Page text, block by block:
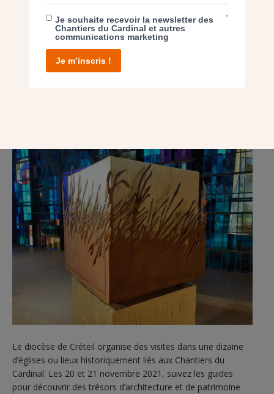
les murs et revoir l’électricité.
Le diocèse de Créteil organise des visites dans une dizaine
d’églises ou lieux historiquement liés aux Chantiers du
Cardinal. Les 20 et 21 novembre 2021, suivez les guides
pour découvrir des trésors d’architecture et de patrimoine
Je souhaite recevoir la newsletter des
Chantiers du Cardinal et autres
communications marketing
*
Je m’inscris !